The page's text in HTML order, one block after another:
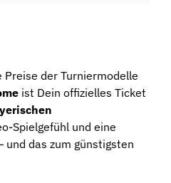
der Turniermodelle
ist Dein offizielles Ticket
Spielgefühl und eine
das zum günstigsten